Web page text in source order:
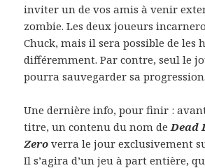
inviter un de vos amis à venir
zombie. Les deux joueurs
Chuck, mais il sera possible de les
différemment. Par contre, seul le
pourra sauvegarder sa progression.
Une dernière info, pour finir :
titre, un contenu du nom de Dead
Zero verra le jour exclusivement
Il s’agira d’un jeu à part entière,